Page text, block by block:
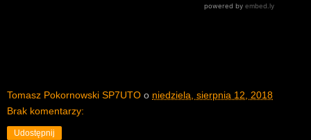
Tomasz Pokornowski SP7UTO o niedziela, sierpnia 12, 2018
Brak komentarzy:
Udostępnij